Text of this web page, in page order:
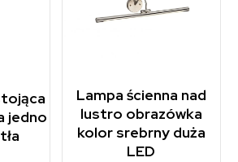
jedno
Lampa ścienna nad
lustro obrazówka
kolor srebrny duża
LED